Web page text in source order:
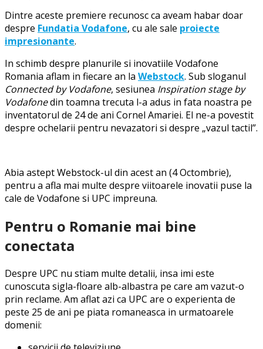
Dintre aceste premiere recunosc ca aveam habar doar
despre Fundatia Vodafone, cu ale sale proiecte
impresionante.
In schimb despre planurile si inovatiile Vodafone
Romania aflam in fiecare an la Webstock. Sub sloganul
Connected by Vodafone, sesiunea Inspiration stage by
Vodafonedin toamna trecuta l-a adus in fata noastra pe
inventatorul de 24 de ani Cornel Amariei. El ne-a povestit
despre ochelarii pentru nevazatori si despre „vazul tactil”.
Abia astept Webstock-ul din acest an (4 Octombrie),
pentru a afla mai multe despre viitoarele inovatii puse la
cale de Vodafone si UPC impreuna.
Pentru o Romanie mai bine
conectata
Despre UPC nu stiam multe detalii, insa imi este
cunoscuta sigla-floare alb-albastra pe care am vazut-o
prin reclame. Am aflat azi ca UPC are o experienta de
peste 25 de ani pe piata romaneasca in urmatoarele
domenii: